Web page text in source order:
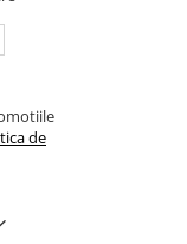
de